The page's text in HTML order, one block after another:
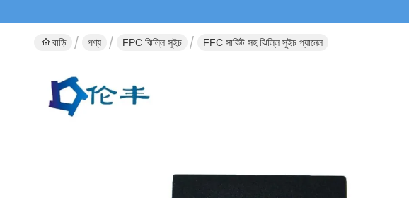
বাড়ি পণ্য FPC ঝিল্লি সুইচ FFC সার্কিট সহ ঝিল্লি সুইচ প্যানেল